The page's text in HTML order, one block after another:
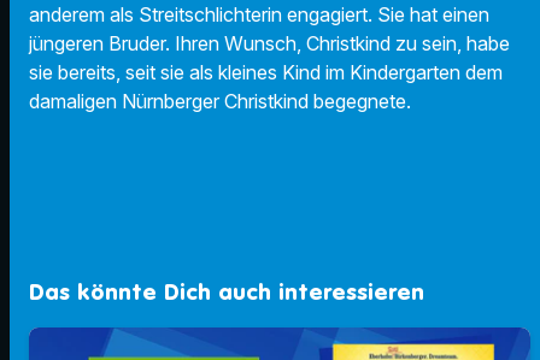
anderem als Streitschlichterin engagiert. Sie hat einen
jüngeren Bruder. Ihren Wunsch, Christkind zu sein, habe
sie bereits, seit sie als kleines Kind im Kindergarten dem
damaligen Nürnberger Christkind begegnete.
Das könnte Dich auch interessieren